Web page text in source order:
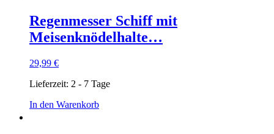
Regenmesser Schiff mit
Meisenknödelhalte…
29,99 €
Lieferzeit: 2 - 7 Tage
In den Warenkorb